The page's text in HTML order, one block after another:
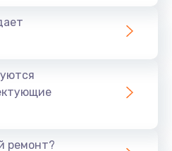
экрана
питания
ремонт?